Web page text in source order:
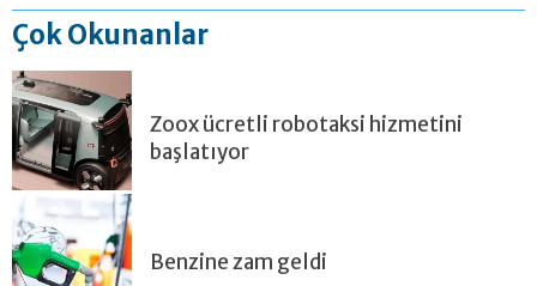
Çok Okunanlar
Zoox ücretli robotaksi hizmetini
başlatıyor
Benzine zam geldi